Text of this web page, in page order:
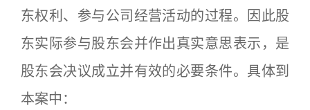
东权利、参与公司经营活动的过程。因此股
东实际参与股东会并作出真实意思表示，是
股东会决议成立并有效的必要条件。具体到
本案中：